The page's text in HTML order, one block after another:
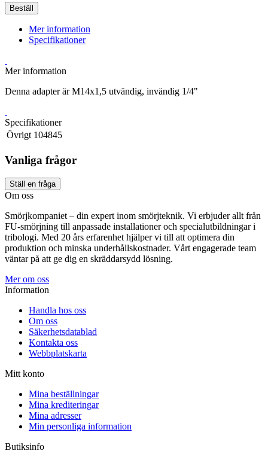
Beställ
Mer information
Specifikationer
Mer information
Denna adapter är M14x1,5 utvändig, invändig 1/4"
Specifikationer
Övrigt 104845
Vanliga frågor
Ställ en fråga
Om oss
Smörjkompaniet – din expert inom smörjteknik. Vi erbjuder allt från
FU-smörjning till anpassade installationer och specialutbildningar i
tribologi. Med 20 års erfarenhet hjälper vi till att optimera din
produktion och minska underhållskostnader. Vårt engagerade team
väntar på att ge dig en skräddarsydd lösning.
Mer om oss
Information
Handla hos oss
Om oss
Säkerhetsdatablad
Kontakta oss
Webbplatskarta
Mitt konto
Mina beställningar
Mina krediteringar
Mina adresser
Min personliga information
Butiksinfo